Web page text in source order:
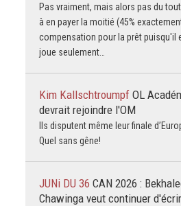
Pas vraiment, mais alors pas du
à en payer la moitié (45%
compensation pour la prêt puisqu'il
joue seulement…
Kim Kallschtroumpf OL
devrait rejoindre l'OM
Ils disputent même leur finale
Quel sans gêne!
JUNi DU 36 CAN 2026 :
Chawinga veut continuer